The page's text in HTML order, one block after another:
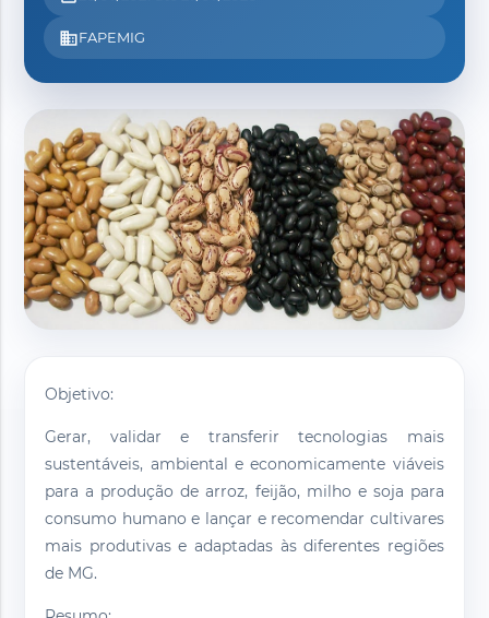
businessFAPEMIG
Objetivo:
Gerar, validar e transferir tecnologias mais
sustentáveis, ambiental e economicamente viáveis
para a produção de arroz, feijão, milho e soja para
consumo humano e lançar e recomendar cultivares
mais produtivas e adaptadas às diferentes regiões
de MG.